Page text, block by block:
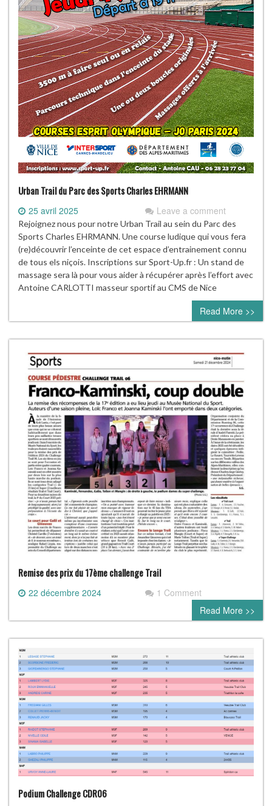
Urban Trail du Parc des Sports Charles EHRMANN
25 avril 2025 Leave a comment
Rejoignez nous pour notre Urban Trail au sein du Parc des
Sports Charles EHRMANN. Une course ludique qui vous fera
(re)découvrir l’enceinte de cet espace d’entrainement connu
de tous els niçois. Inscriptions sur Sport-Up.fr : Un stand de
massage sera là pour vous aider à récupérer après l’effort avec
Antoine CARLOTTI masseur sportif au CMS de Nice
Read More >>
Remise des prix du 17ème challenge Trail
22 décembre 2024
1 Comment
Read More >>
Podium Challenge CDR06